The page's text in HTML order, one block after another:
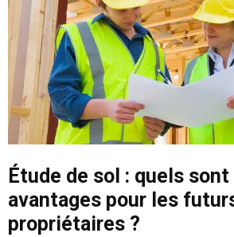
Étude de sol : quels
avantages pour les
propriétaires ?